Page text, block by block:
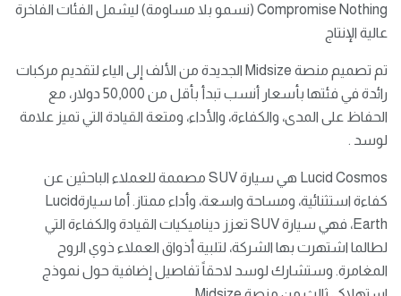
Compromise Nothing (نسمو بلا مساومة) ليشمل الفئات الفاخرة
عالية الإنتاج
تم تصميم منصة Midsize الجديدة من الألف إلى الياء لتقديم مركبات
رائدة في فئتها بأسعار أنسب تبدأ بأقل من 50,000 دولار، مع
الحفاظ على المدى، والكفاءة، والأداء، ومتعة القيادة التي تميز علامة
لوسد .
Lucid Cosmos هي سيارة SUV مصممة للعملاء الباحثين عن
كفاءة استثنائية، ومساحة واسعة، وأداء ممتاز. أما سيارةLucid
Earth، فهي سيارة SUV تعزز ديناميكيات القيادة والكفاءة التي
لطالما اشتهرت بها الشركة، لتلبية أذواق العملاء ذوي الروح
المغامرة. وستشارك لوسد لاحقاً تفاصيل إضافية حول نموذج